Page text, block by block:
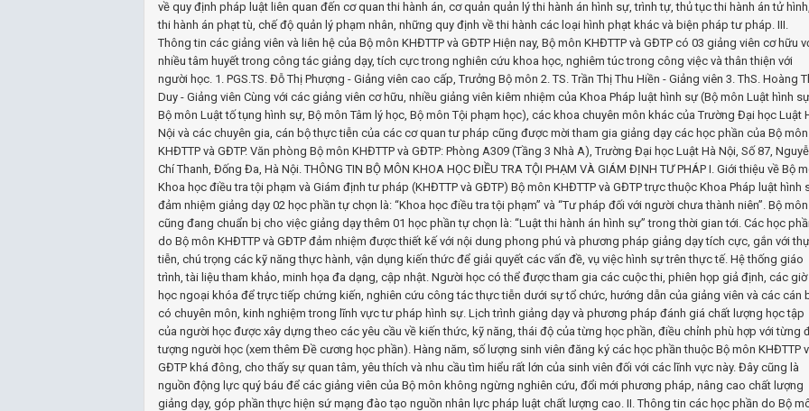
về quy định pháp luật liên quan đến cơ quan thi hành án, cơ quản quản lý thi hành án hình sự, trình tự, thủ tục thi hành án tử hình,
thi hành án phạt tù, chế độ quản lý phạm nhân, những quy định về thi hành các loại hình phạt khác và biện pháp tư pháp. III.
Thông tin các giảng viên và liên hệ của Bộ môn KHĐTTP và GĐTP Hiện nay, Bộ môn KHĐTTP và GĐTP có 03 giảng viên cơ hữu
nhiều tâm huyết trong công tác giảng dạy, tích cực trong nghiên cứu khoa học, nghiêm túc trong công việc và thân thiện với
người học. 1. PGS.TS. Đỗ Thị Phượng - Giảng viên cao cấp, Trưởng Bộ môn 2. TS. Trần Thị Thu Hiền - Giảng viên 3. ThS. Hoàng
Duy - Giảng viên Cùng với các giảng viên cơ hữu, nhiều giảng viên kiêm nhiệm của Khoa Pháp luật hình sự (Bộ môn Luật hình sự,
Bộ môn Luật tố tụng hình sự, Bộ môn Tâm lý học, Bộ môn Tội phạm học), các khoa chuyên môn khác của Trường Đại học Luật
Nội và các chuyên gia, cán bộ thực tiễn của các cơ quan tư pháp cũng được mời tham gia giảng dạy các học phần của Bộ môn
KHĐTTP và GĐTP. Văn phòng Bộ môn KHĐTTP và GĐTP: Phòng A309 (Tầng 3 Nhà A), Trường Đại học Luật Hà Nội, Số 87,
Chí Thanh, Đống Đa, Hà Nội. THÔNG TIN BỘ MÔN KHOA HỌC ĐIỀU TRA TỘI PHẠM VÀ GIÁM ĐỊNH TƯ PHÁP I. Giới thiệu về Bộ
Khoa học điều tra tội phạm và Giám định tư pháp (KHĐTTP và GĐTP) Bộ môn KHĐTTP và GĐTP trực thuộc Khoa Pháp luật hình
đảm nhiệm giảng dạy 02 học phần tự chọn là: “Khoa học điều tra tội phạm” và “Tư pháp đối với người chưa thành niên”. Bộ môn
cũng đang chuẩn bị cho việc giảng dạy thêm 01 học phần tự chọn là: “Luật thi hành án hình sự” trong thời gian tới. Các học
do Bộ môn KHĐTTP và GĐTP đảm nhiệm được thiết kế với nội dung phong phú và phương pháp giảng dạy tích cực, gắn với
tiễn, chú trọng các kỹ năng thực hành, vận dụng kiến thức để giải quyết các vấn đề, vụ việc hình sự trên thực tế. Hệ thống giáo
trình, tài liệu tham khảo, minh họa đa dạng, cập nhật. Người học có thể được tham gia các cuộc thi, phiên họp giả định, các giờ
học ngoại khóa để trực tiếp chứng kiến, nghiên cứu công tác thực tiễn dưới sự tổ chức, hướng dẫn của giảng viên và các cán
có chuyên môn, kinh nghiệm trong lĩnh vực tư pháp hình sự. Lịch trình giảng dạy và phương pháp đánh giá chất lượng học tập
của người học được xây dựng theo các yêu cầu về kiến thức, kỹ năng, thái độ của từng học phần, điều chỉnh phù hợp với từng
tượng người học (xem thêm Đề cương học phần). Hàng năm, số lượng sinh viên đăng ký các học phần thuộc Bộ môn KHĐTTP
GĐTP khá đông, cho thấy sự quan tâm, yêu thích và nhu cầu tìm hiểu rất lớn của sinh viên đối với các lĩnh vực này. Đây cũng là
nguồn động lực quý báu để các giảng viên của Bộ môn không ngừng nghiên cứu, đổi mới phương pháp, nâng cao chất lượng
giảng dạy, góp phần thực hiện sứ mạng đào tạo nguồn nhân lực pháp luật chất lượng cao. II. Thông tin các học phần do Bộ